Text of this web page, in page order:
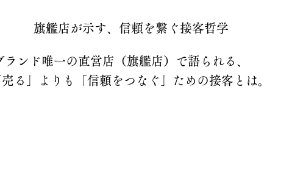
旗艦店が示す、信頼を繋ぐ接客哲学
ランド唯一の直営店（旗艦店）で語られる、
売る」よりも「信頼をつなぐ」ための接客とは。